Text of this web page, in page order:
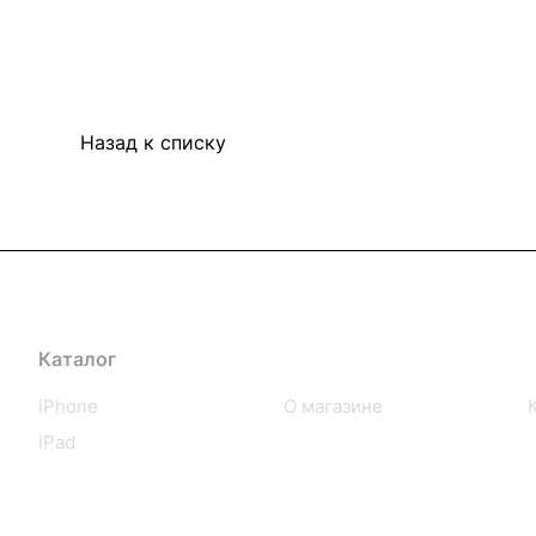
Назад к списку
Каталог
iPhone
iPad
О магазине